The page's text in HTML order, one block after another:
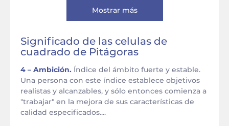
Mostrar más
Significado de las celulas de
cuadrado de Pitágoras
4 – Ambición. Índice del ámbito fuerte y estable.
Una persona con este índice establece objetivos
realistas y alcanzables, y sólo entonces comienza a
"trabajar" en la mejora de sus características de
calidad especificados....